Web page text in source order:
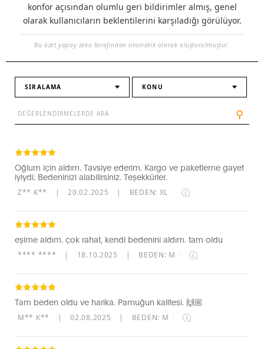
konfor açısından olumlu geri bildirimler almış, genel
olarak kullanıcıların beklentilerini karşıladığı görülüyor.
Bu özet yapay zeka tarafından otomatik olarak oluşturulmuştur.
SIRALAMA KONU
⚲
Oğlum için aldım. Tavsiye ederim. Kargo ve paketleme gayet
iyiydi. Bedeninizi alabilirsiniz. Teşekkürler.
Z** K** | 20.02.2025 | BEDEN: XL ·
eşime aldım. çok rahat, kendi bedenini aldım. tam oldu
**** **** | 18.10.2025 | BEDEN: M ·
Tam beden oldu ve harika. Pamuğun kalitesi. 🙌🏼
M** K** | 02.08.2025 | BEDEN: M ·